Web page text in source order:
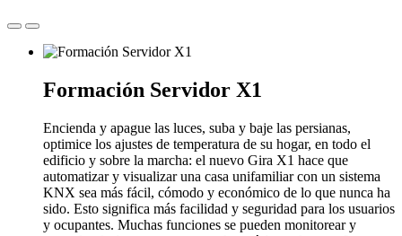
Formación Servidor X1
Encienda y apague las luces, suba y baje las persianas,
optimice los ajustes de temperatura de su hogar, en todo el
edificio y sobre la marcha: el nuevo Gira X1 hace que
automatizar y visualizar una casa unifamiliar con un sistema
KNX sea más fácil, cómodo y económico de lo que nunca ha
sido. Esto significa más facilidad y seguridad para los usuarios
y ocupantes. Muchas funciones se pueden monitorear y